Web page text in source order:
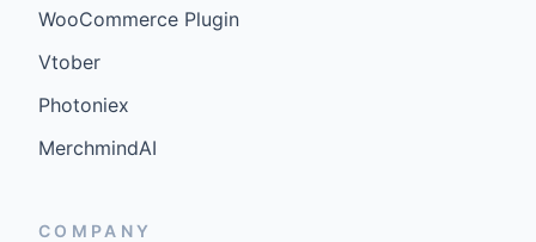
WooCommerce Plugin
Vtober
Photoniex
MerchmindAI
COMPANY